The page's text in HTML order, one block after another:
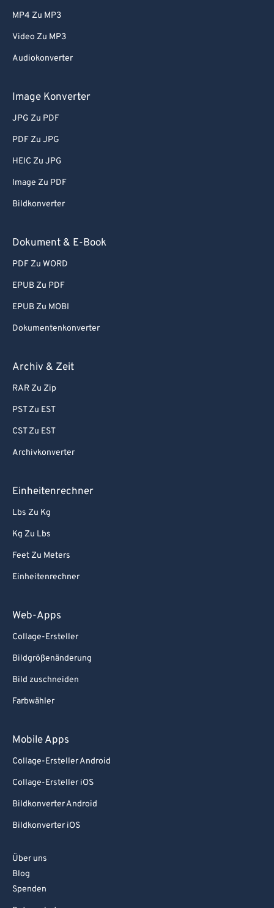
MP4 Zu MP3
Video Zu MP3
Audiokonverter
Image Konverter
JPG Zu PDF
PDF Zu JPG
HEIC Zu JPG
Image Zu PDF
Bildkonverter
Dokument & E-Book
PDF Zu WORD
EPUB Zu PDF
EPUB Zu MOBI
Dokumentenkonverter
Archiv & Zeit
RAR Zu Zip
PST Zu EST
CST Zu EST
Archivkonverter
Einheitenrechner
Lbs Zu Kg
Kg Zu Lbs
Feet Zu Meters
Einheitenrechner
Web-Apps
Collage-Ersteller
Bildgrößenänderung
Bild zuschneiden
Farbwähler
Mobile Apps
Collage-Ersteller Android
Collage-Ersteller iOS
Bildkonverter Android
Bildkonverter iOS
Über uns
Blog
Spenden